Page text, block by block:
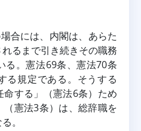
合には、内閣は、あらた
るまで引き続きその職務
る。憲法69条、憲法70条
る規定である。そうする
命する」（憲法6条）ため
憲法3条）は、総辞職を
。